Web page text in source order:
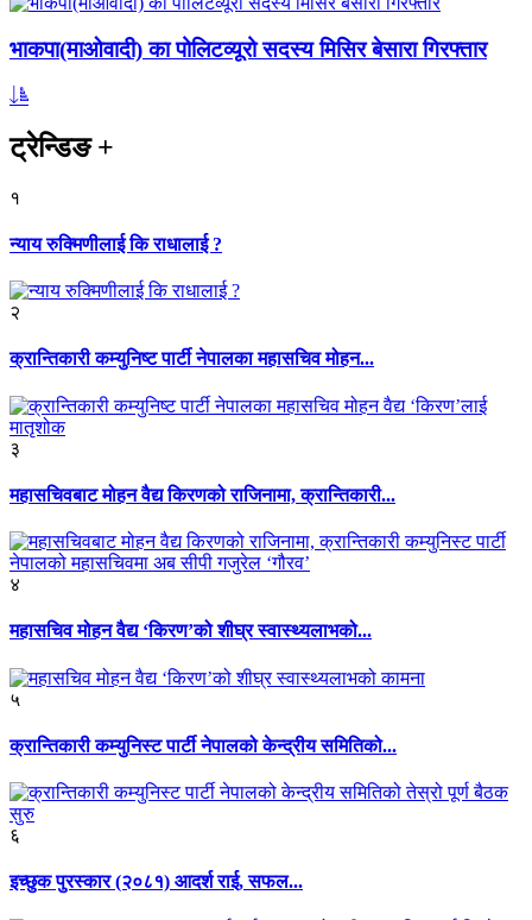
भाकपा(माओवादी) का पोलिटव्यूरो सदस्य मिसिर बेसारा गिरफ्तार
ट्रेन्डिङ+
१
न्याय रुक्मिणीलाई कि राधालाई ?
२
क्रान्तिकारी कम्युनिष्ट पार्टी नेपालका महासचिव मोहन...
३
महासचिवबाट मोहन वैद्य किरणको राजिनामा, क्रान्तिकारी...
४
महासचिव मोहन वैद्य ‘किरण’को शीघ्र स्वास्थ्यलाभको...
५
क्रान्तिकारी कम्युनिस्ट पार्टी नेपालको केन्द्रीय समितिको...
६
इच्छुक पुरस्कार (२०८१) आदर्श राई, सफल...